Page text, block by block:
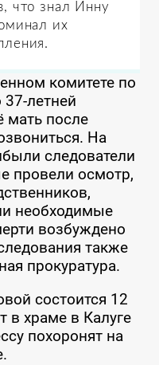
что знал Инну
их
комитете по
летней
после
На
следователи
провели осмотр,
необходимые
возбуждено
также
прокуратура.
состоится 12
в храме в Калуге
похоронят на